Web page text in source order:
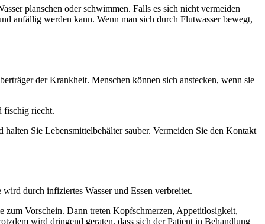
planschen oder schwimmen. Falls es sich nicht vermeiden
anfällig werden kann. Wenn man sich durch Flutwasser bewegt,
der Krankheit. Menschen können sich anstecken, wenn sie
fischig riecht.
Sie Lebensmittelbehälter sauber. Vermeiden Sie den Kontakt
durch infiziertes Wasser und Essen verbreitet.
zum Vorschein. Dann treten Kopfschmerzen, Appetitlosigkeit,
wird dringend geraten, dass sich der Patient in Behandlung